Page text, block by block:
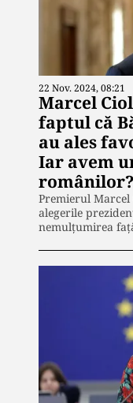
22 Nov. 2024, 08:21
Marcel
faptul că
au ales
Iar avem
românilor?
Premierul Marcel
alegerile
nemulțumirea